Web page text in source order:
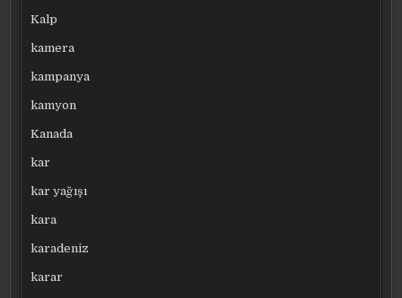
Kalp
kamera
kampanya
kamyon
Kanada
kar
kar yağışı
kara
karadeniz
karar